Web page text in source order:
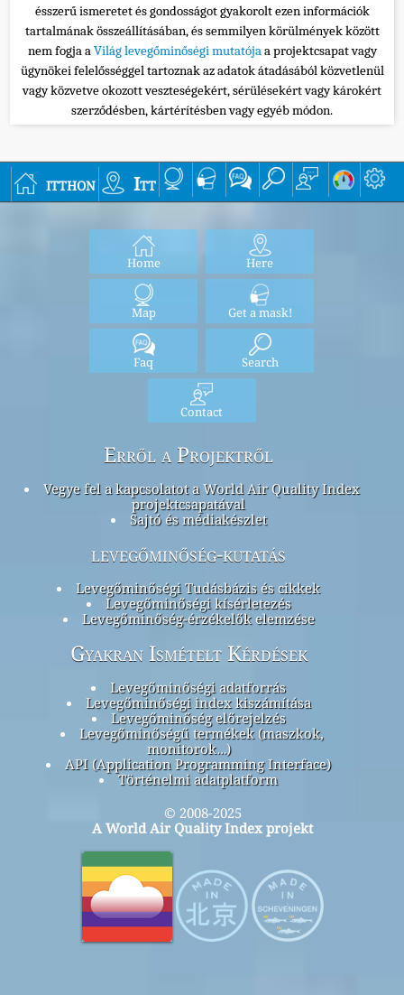
ésszerű ismeretet és gondosságot gyakorolt ezen információk
tartalmának összeállításában, és semmilyen körülmények között
nem fogja aVilág levegőminőségi mutatójaa projektcsapat vagy
ügynökei felelősséggel tartoznak az adatok átadásából közvetlenül
vagy közvetve okozott veszteségekért, sérülésekért vagy károkért
szerződésben, kártérítésben vagy egyéb módon.
itthon Itt
Home Here
Map Get a mask!
Faq Search
Contact
Erről a Projektről
Vegye fel a kapcsolatot a World Air Quality Index
projektcsapatával
Sajtó és médiakészlet
levegőminőség-kutatás
Levegőminőségi Tudásbázis és cikkek
Levegőminőségi kísérletezés
Levegőminőség-érzékelők elemzése
Gyakran Ismételt Kérdések
Levegőminőségi adatforrás
Levegőminőségi index kiszámítása
Levegőminőség előrejelzés
Levegőminőségű termékek (maszkok,
monitorok…)
API (Application Programming Interface)
Történelmi adatplatform
© 2008-2025
A World Air Quality Index projekt